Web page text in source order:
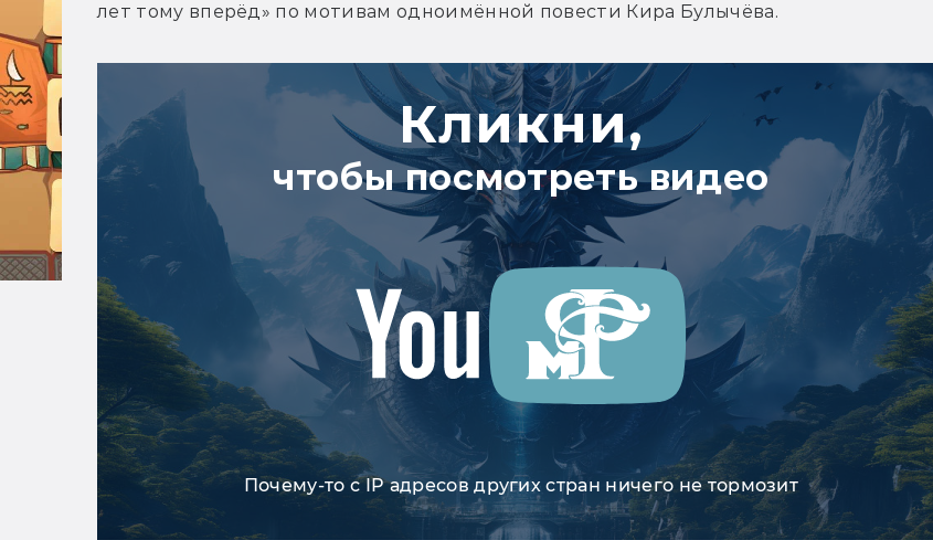
лет тому вперёд» по мотивам одноимённой повести Кира Булычёва.
Кликни,
чтобы посмотреть видео
Почему-то с IP адресов других стран ничего не тормозит